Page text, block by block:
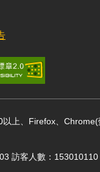
以上、Firefox、
訪客人數：153010110